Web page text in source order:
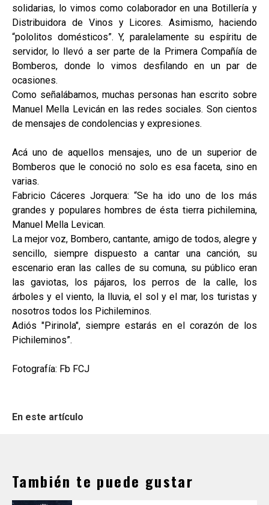
solidarias, lo vimos como colaborador en una Botillería y
Distribuidora de Vinos y Licores. Asimismo, haciendo
“pololitos domésticos”. Y, paralelamente su espíritu de
servidor, lo llevó a ser parte de la Primera Compañía de
Bomberos, donde lo vimos desfilando en un par de
ocasiones.
Como señalábamos, muchas personas han escrito sobre
Manuel Mella Levicán en las redes sociales. Son cientos
de mensajes de condolencias y expresiones.
Acá uno de aquellos mensajes, uno de un superior de
Bomberos que le conoció no solo es esa faceta, sino en
varias.
Fabricio Cáceres Jorquera: “Se ha ido uno de los más
grandes y populares hombres de ésta tierra pichilemina,
Manuel Mella Levican.
La mejor voz, Bombero, cantante, amigo de todos, alegre y
sencillo, siempre dispuesto a cantar una canción, su
escenario eran las calles de su comuna, su público eran
las gaviotas, los pájaros, los perros de la calle, los
árboles y el viento, la lluvia, el sol y el mar, los turistas y
nosotros todos los Pichileminos.
Adiós "Pirinola", siempre estarás en el corazón de los
Pichileminos”.
Fotografía: Fb FCJ
En este artículo
También te puede gustar